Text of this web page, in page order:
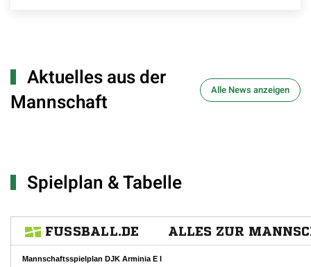
Aktuelles aus der
Mannschaft
Alle News anzeigen
Spielplan & Tabelle